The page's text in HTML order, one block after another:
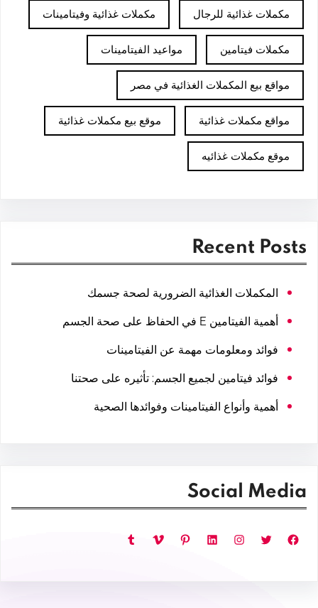
مكملات غذائية للرجال مكملات غذائية وفيتامينات
مكملات فيتامين مواعيد الفيتامينات
مواقع بيع المكملات الغذائية في مصر
مواقع مكملات غذائية موقع بيع مكملات غذائية
موقع مكملات غذائيه
Recent Posts
المكملات الغذائية الضرورية لصحة جسمك
أهمية الفيتامين E في الحفاظ على صحة الجسم
فوائد ومعلومات مهمة عن الفيتامينات
فوائد فيتامين لجميع الجسم: تأثيره على صحتنا
أهمية وأنواع الفيتامينات وفوائدها الصحية
Social Media
فيسبوك تويتر إنستجرام لينكد إن بينتريست فيميو تمبلر